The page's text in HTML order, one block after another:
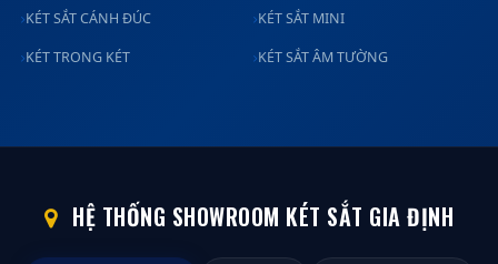
KÉT SẮT CÁNH ĐÚC KÉT SẮT MINI
KÉT TRONG KÉT KÉT SẮT ÂM TƯỜNG
HỆ THỐNG SHOWROOM KÉT SẮT GIA ĐỊNH